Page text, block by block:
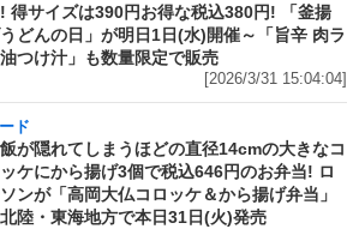
! 得サイズは390円お得な税込380円! 「釜揚
どんの日」が明日1日(水)開催～「旨辛 肉ラ
つけ汁」も数量限定で販売
[2026/3/31 15:04:04]
ド
が隠れてしまうほどの直径14cmの大きなコ
ケにから揚げ3個で税込646円のお弁当! ロ
ンが「高岡大仏コロッケ＆から揚げ弁当」
陸・東海地方で本日31日(火)発売